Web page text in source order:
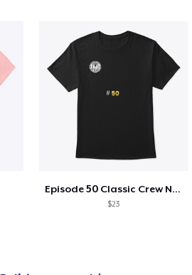
Episode 50 Classic Crew Neck T-Shirt
$23